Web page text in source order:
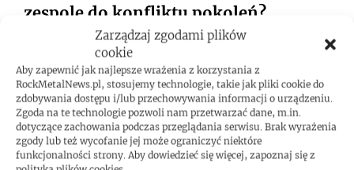
Zarządzaj zgodami plików
cookie
Aby zapewnić jak najlepsze wrażenia z korzystania z
RockMetalNews.pl, stosujemy technologie, takie jak pliki cookie do
zdobywania dostępu i/lub przechowywania informacji o urządzeniu.
Zgoda na te technologie pozwoli nam przetwarzać dane, m.in.
dotyczące zachowania podczas przeglądania serwisu. Brak wyrażenia
zgody lub też wycofanie jej może ograniczyć niektóre
funkcjonalności strony. Aby dowiedzieć się więcej, zapoznaj się z
zespole do konfliktu pokoleń?
Phil: Nie, ponieważ łączą nas te same
inspiracje. Moi synowie słuchali tych
samych zespołów, co ja. Uwielbiają Led
Zeppelin, Black Sabbath, Deep Purple i
tego typu artystów. Z drugiej strony,